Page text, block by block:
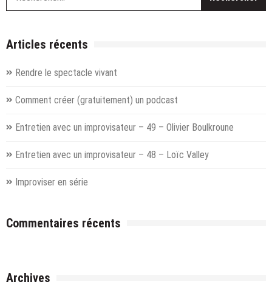
Articles récents
Rendre le spectacle vivant
Comment créer (gratuitement) un podcast
Entretien avec un improvisateur – 49 – Olivier Boulkroune
Entretien avec un improvisateur – 48 – Loïc Valley
Improviser en série
Commentaires récents
Archives